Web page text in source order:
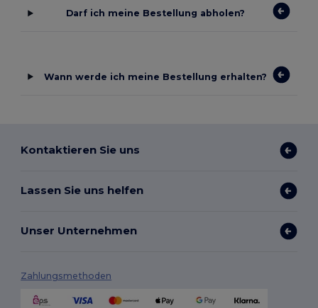
Darf ich meine Bestellung abholen?
Wann werde ich meine Bestellung erhalten?
Kontaktieren Sie uns
Lassen Sie uns helfen
Unser Unternehmen
Zahlungsmethoden